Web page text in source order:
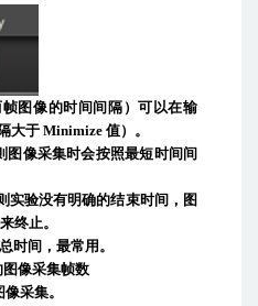
图像的时间间隔）可以在输
大于 Minimize 值）。
图像采集时会按照最短时间间
实验没有明确的结束时间，图
来终止。
时间，最常用。
像采集帧数
采集。